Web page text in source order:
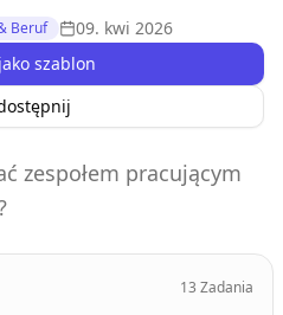
Beruf
09. kwi 2026
szablon
zespołem pracującym
13 Zadania